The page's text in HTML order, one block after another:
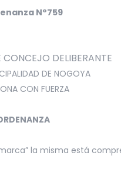
Nº759
CONCEJO DELIBERANTE
DE NOGOYA
CON FUERZA
la misma está